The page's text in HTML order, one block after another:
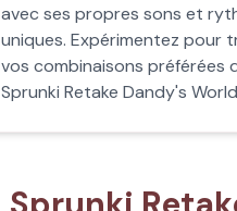
avec ses propres sons et
uniques. Expérimentez pour
vos combinaisons préférées
Sprunki Retake Dandy's